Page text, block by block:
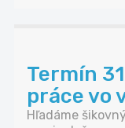
Termín
práce vo
Hľadáme